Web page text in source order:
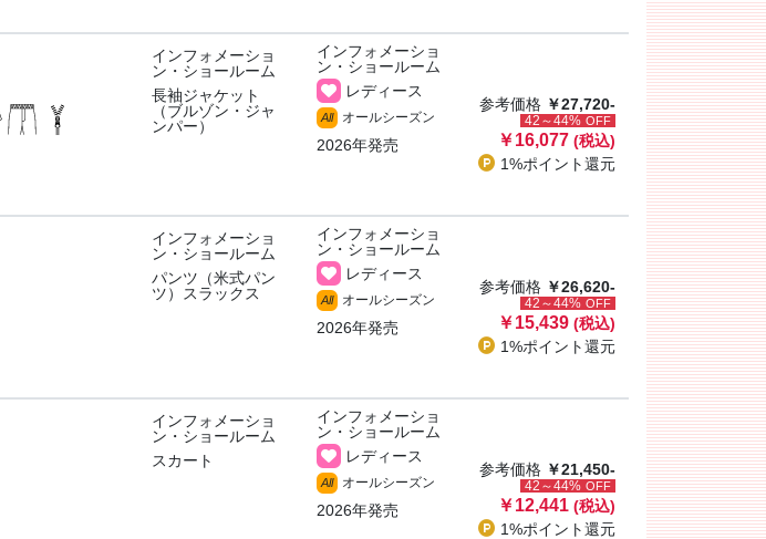
インフォメーショ
ン・ショールーム
長袖ジャケット
（ブルゾン・ジャ
ンパー）
インフォメーショ
ン・ショールーム
レディース
All オールシーズン
2026年発売
参考価格 ￥27,720-
42～44% OFF
￥16,077 (税込)
1%ポイント還元
インフォメーショ
ン・ショールーム
パンツ（米式パン
ツ）スラックス
インフォメーショ
ン・ショールーム
レディース
All オールシーズン
2026年発売
参考価格 ￥26,620-
42～44% OFF
￥15,439 (税込)
1%ポイント還元
インフォメーショ
ン・ショールーム
スカート
インフォメーショ
ン・ショールーム
レディース
All オールシーズン
2026年発売
参考価格 ￥21,450-
42～44% OFF
￥12,441 (税込)
1%ポイント還元